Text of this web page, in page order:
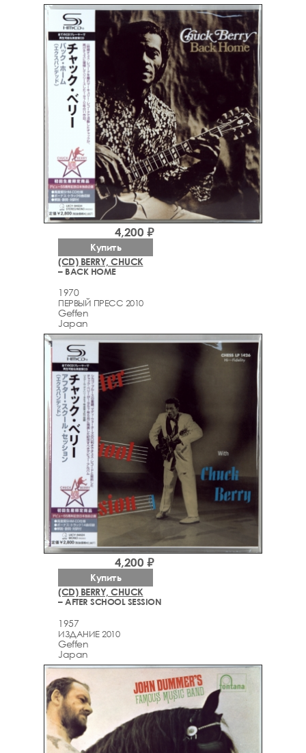
(CD) BERRY, CHUCK
– BACK HOME
1970
ПЕРВЫЙ ПРЕСС 2010
Geffen
Japan
4,200 ₽
Купить
(CD) BERRY, CHUCK
– AFTER SCHOOL SESSION
1957
ИЗДАНИЕ 2010
Geffen
Japan
4,200 ₽
Купить